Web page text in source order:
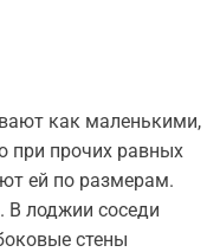
как маленькими,
при прочих равных
ей по размерам.
В лоджии соседи
стены